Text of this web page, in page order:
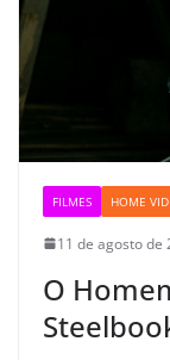
FILMES HOME
11 de agosto de
O